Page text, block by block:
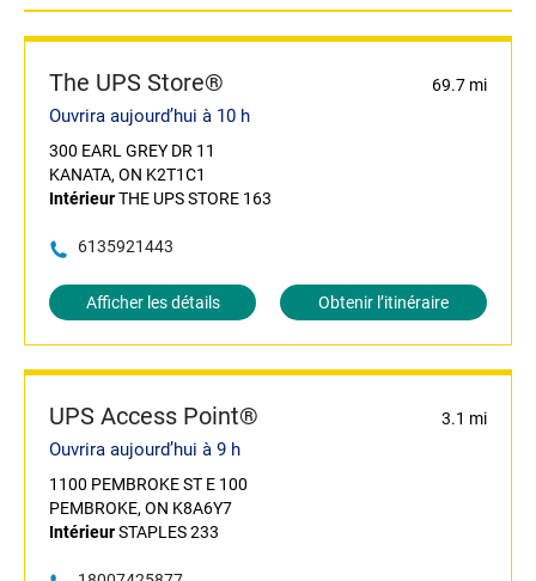
The UPS Store® 69.7 mi
Ouvrira aujourd’hui à 10 h
300 EARL GREY DR 11
KANATA, ON K2T1C1
IntérieurTHE UPS STORE 163
6135921443
Afficher les détails Obtenir l’itinéraire
UPS Access Point® 3.1 mi
Ouvrira aujourd’hui à 9 h
1100 PEMBROKE ST E 100
PEMBROKE, ON K8A6Y7
IntérieurSTAPLES 233